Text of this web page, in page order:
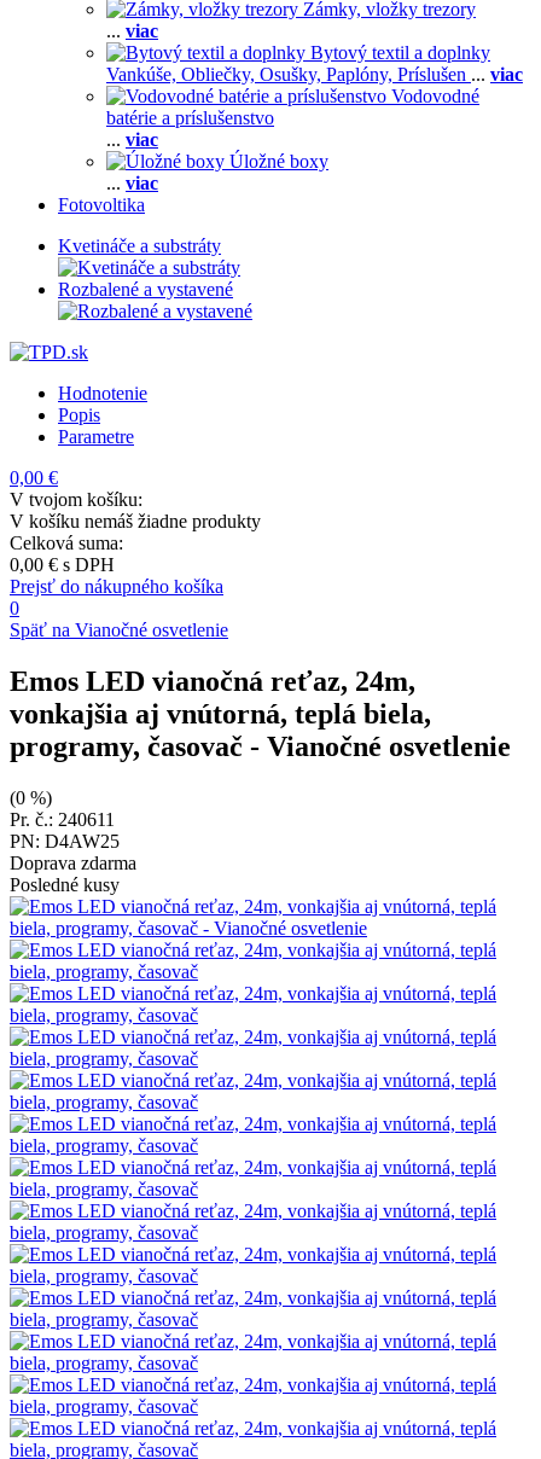
Zámky, vložky trezory
... viac
Bytový textil a doplnky
Vankúše, Obliečky, Osušky, Paplóny, Príslušen ... viac
Vodovodné
batérie a príslušenstvo
... viac
Úložné boxy
... viac
Fotovoltika
Kvetináče a substráty
Rozbalené a vystavené
Hodnotenie
Popis
Parametre
0,00 €
V tvojom košíku:
V košíku nemáš žiadne produkty
Celková suma:
0,00 € s DPH
Prejsť do nákupného košíka
0
Späť na Vianočné osvetlenie
Emos LED vianočná reťaz, 24m,
vonkajšia aj vnútorná, teplá biela,
programy, časovač - Vianočné osvetlenie
(0 %)
Pr. č.: 240611
PN: D4AW25
Doprava zdarma
Posledné kusy